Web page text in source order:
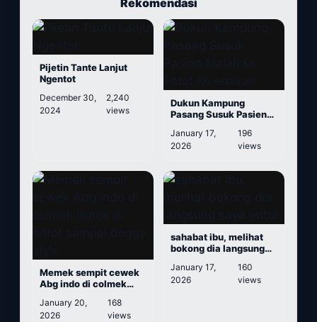
Rekomendasi
Pijetin Tante Lanjut
Ngentot
December 30,
2024
2,240
views
Dukun Kampung
Pasang Susuk Pasien
enakan
January 17,
2026
196
views
Memek sempit cewek
Abg indo di colmek
doggy style
January 20,
2026
168
views
sahabat ibu, melihat
bokong dia langsung
January 17,
2026
160
views